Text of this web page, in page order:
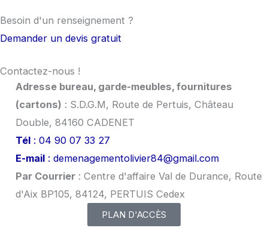
Besoin d'un renseignement ?
Demander un devis gratuit
Contactez-nous !
Adresse bureau, garde-meubles, fournitures
(cartons) : S.D.G.M, Route de Pertuis, Château
Double, 84160 CADENET
Tél: 04 90 07 33 27
E-mail: demenagementolivier84@gmail.com
Par Courrier: Centre d'affaire Val de Durance, Route
d'Aix BP105, 84124, PERTUIS Cedex
PLAN D'ACCÈS